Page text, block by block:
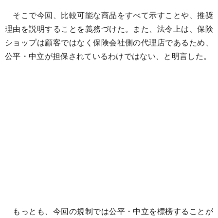
そこで今回、比較可能な商品をすべて示すことや、推奨
理由を説明することを義務づけた。また、法令上は、保険
ショップは顧客ではなく保険会社側の代理店であるため、
公平・中立が担保されているわけではない、と明言した。
もっとも、今回の規制では公平・中立を標榜することが